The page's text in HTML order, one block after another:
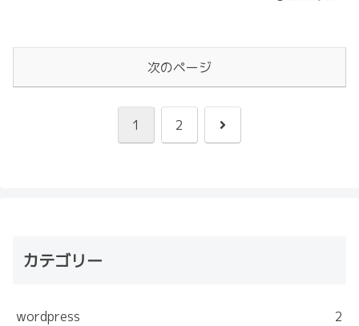
次のページ
1 2
次
カテゴリー
wordpress 2